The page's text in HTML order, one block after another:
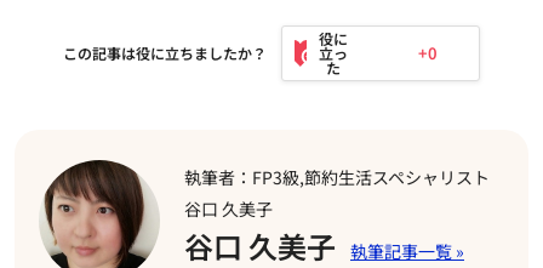
この記事は役に立ちましたか？ +0
執筆者：FP3級,節約生活スペシャリスト
谷口 久美子
谷口 久美子